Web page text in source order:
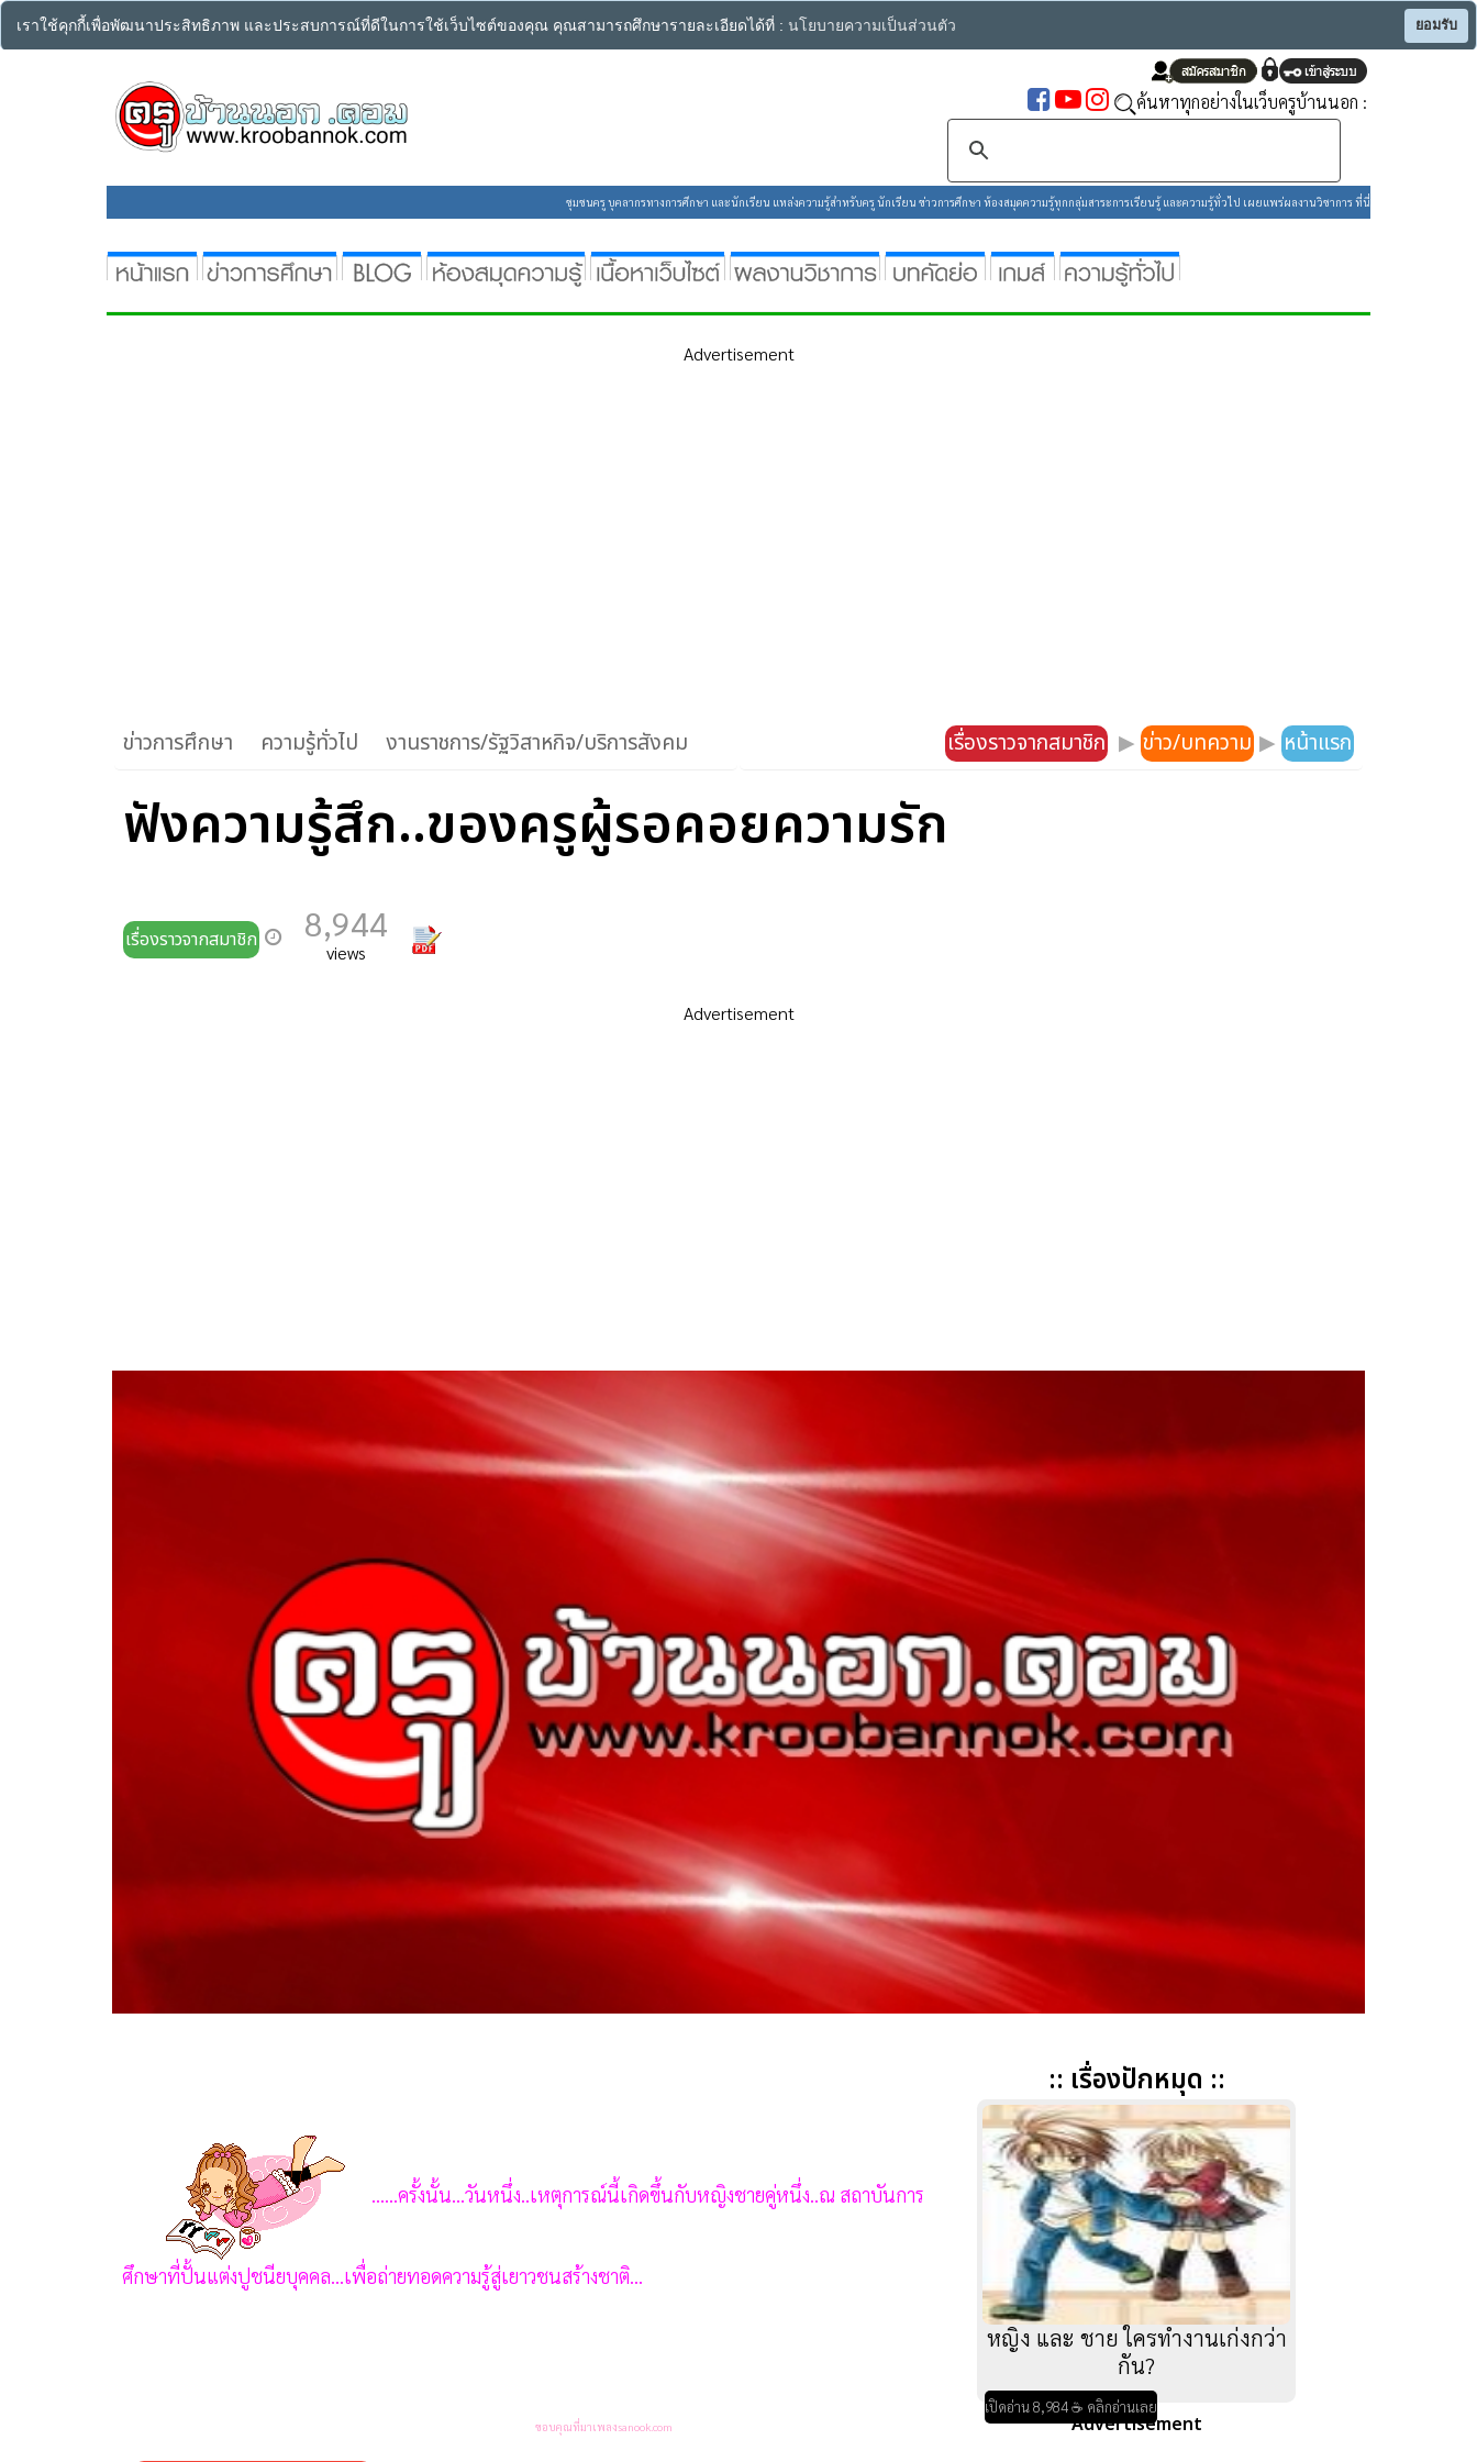
เราใช้คุกกี้เพื่อพัฒนาประสิทธิภาพ และประสบการณ์ที่ดีในการใช้เว็บไซต์ของคุณ คุณสามารถศึกษารายละเอียดได้ที่ : นโยบายความเป็นส่วนตัว ยอมรับ
ค้นหาทุกอย่างในเว็บครูบ้านนอก :
ชุมชนครู บุคลากรทางการศึกษา และนักเรียน แหล่งความรู้สำหรับครู นักเรียน ข่าวการศึกษา ห้องสมุดความรู้ทุกกลุ่มสาระการเรียนรู้ และความรู้ทั่วไป เผยแพร่ผลงานวิชาการ ที่นี่
Advertisement
ข่าวการศึกษา ความรู้ทั่วไป งานราชการ/รัฐวิสาหกิจ/บริการสังคม เรื่องราวจากสมาชิก ▶ ข่าว/บทความ ▶ หน้าแรก
ฟังความรู้สึก..ของครูผู้รอคอยความรัก
เรื่องราวจากสมาชิก 8,944
views
Advertisement
......ครั้งนั้น...วันหนึ่ง..เหตุการณ์นี้เกิดขึ้นกับหญิงชายคู่หนึ่ง..ณ สถาบันการ
ศึกษาที่ปั้นแต่งปูชนียบุคคล...เพื่อถ่ายทอดความรู้สู่เยาวชนสร้างชาติ...
ขอบคุณที่มาเพลงsanook.com
:: เรื่องปักหมุด ::
หญิง และ ชาย ใครทำงานเก่งกว่า
กัน?
เปิดอ่าน 8,984 ☕ คลิกอ่านเลย
Advertisement